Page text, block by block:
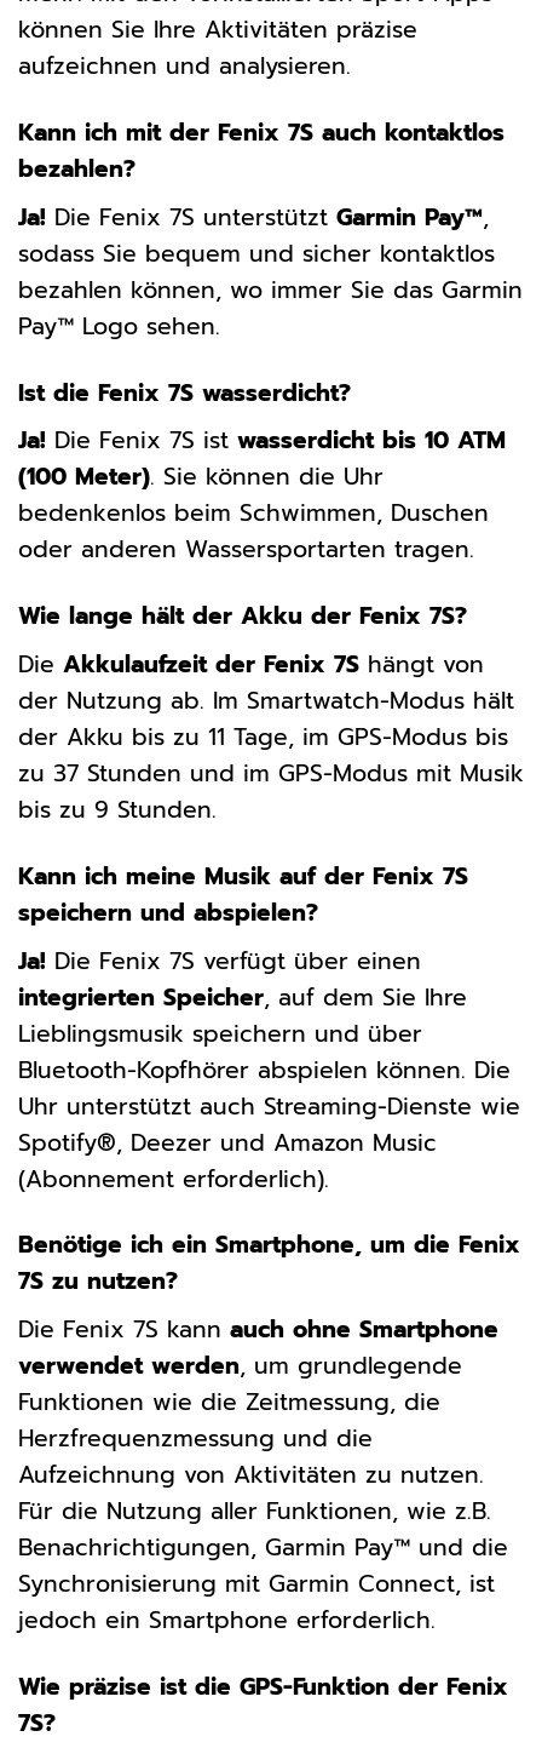
können Sie Ihre Aktivitäten präzise
aufzeichnen und analysieren.
Kann ich mit der Fenix 7S auch kontaktlos
bezahlen?
Ja! Die Fenix 7S unterstützt Garmin Pay™,
sodass Sie bequem und sicher kontaktlos
bezahlen können, wo immer Sie das Garmin
Pay™ Logo sehen.
Ist die Fenix 7S wasserdicht?
Ja! Die Fenix 7S ist wasserdicht bis 10 ATM
(100 Meter). Sie können die Uhr
bedenkenlos beim Schwimmen, Duschen
oder anderen Wassersportarten tragen.
Wie lange hält der Akku der Fenix 7S?
Die Akkulaufzeit der Fenix 7S hängt von
der Nutzung ab. Im Smartwatch-Modus hält
der Akku bis zu 11 Tage, im GPS-Modus bis
zu 37 Stunden und im GPS-Modus mit Musik
bis zu 9 Stunden.
Kann ich meine Musik auf der Fenix 7S
speichern und abspielen?
Ja! Die Fenix 7S verfügt über einen
integrierten Speicher, auf dem Sie Ihre
Lieblingsmusik speichern und über
Bluetooth-Kopfhörer abspielen können. Die
Uhr unterstützt auch Streaming-Dienste wie
Spotify®, Deezer und Amazon Music
(Abonnement erforderlich).
Benötige ich ein Smartphone, um die Fenix
7S zu nutzen?
Die Fenix 7S kann auch ohne Smartphone
verwendet werden, um grundlegende
Funktionen wie die Zeitmessung, die
Herzfrequenzmessung und die
Aufzeichnung von Aktivitäten zu nutzen.
Für die Nutzung aller Funktionen, wie z.B.
Benachrichtigungen, Garmin Pay™ und die
Synchronisierung mit Garmin Connect, ist
jedoch ein Smartphone erforderlich.
Wie präzise ist die GPS-Funktion der Fenix
7S?